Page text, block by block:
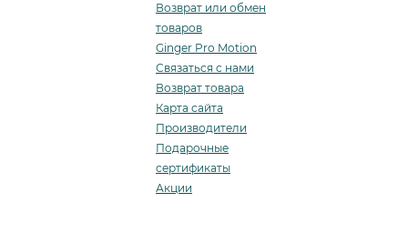
стадий Dirofilaria immitis).
Возврат или обмен
товаров
Ginger Pro Motion
Связаться с нами
Возврат товара
Карта сайта
Производители
Подарочные
сертификаты
Акции